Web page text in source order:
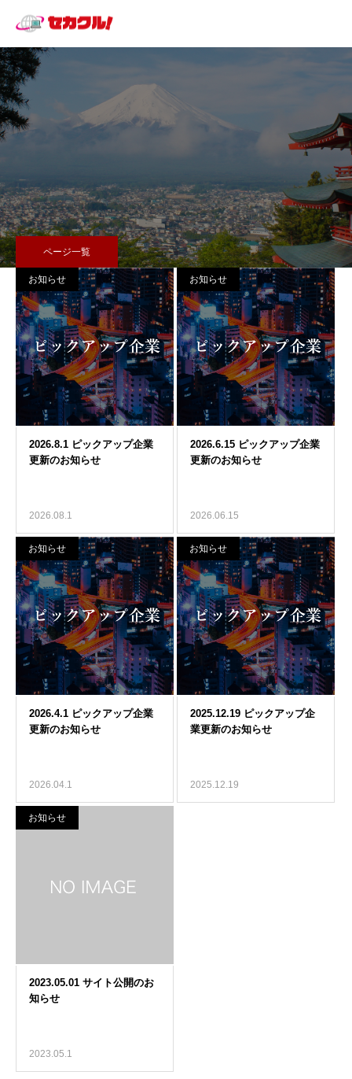
ページ一覧
お知らせ
2026.08.1
お知らせ
2026.06.15
お知らせ
2026.04.1
お知らせ
2025.12.19
お知らせ
2023.05.1